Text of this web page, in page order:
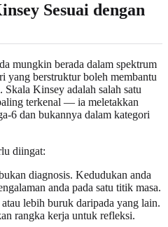
Sesuai dengan
mungkin berada dalam spektrum
yang berstruktur boleh membantu
Kinsey adalah salah satu
terkenal — ia meletakkan
6 dan bukannya dalam kategori
diingat:
diagnosis. Kedudukan anda
anda pada satu titik masa.
lebih buruk daripada yang lain.
rangka kerja untuk refleksi.